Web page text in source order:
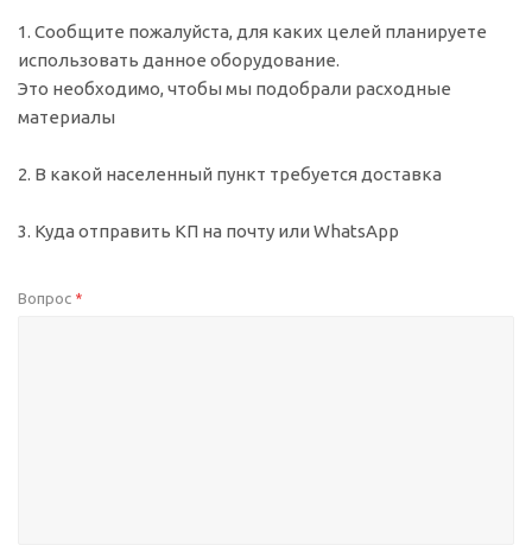
1. Сообщите пожалуйста, для каких целей планируете
использовать данное оборудование.
Это необходимо, чтобы мы подобрали расходные
материалы
2. В какой населенный пункт требуется доставка
3. Куда отправить КП на почту или WhatsApp
Вопрос *